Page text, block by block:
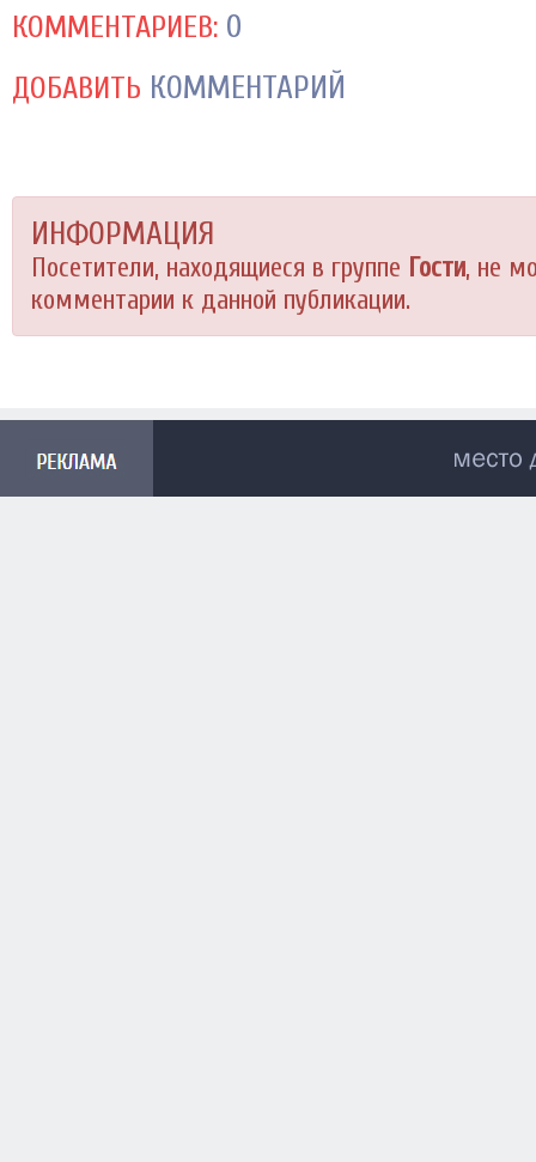
КОММЕНТАРИЕВ: 0
ДОБАВИТЬ КОММЕНТАРИЙ
ИНФОРМАЦИЯ
Посетители, находящиеся в группе Гости, не
комментарии к данной публикации.